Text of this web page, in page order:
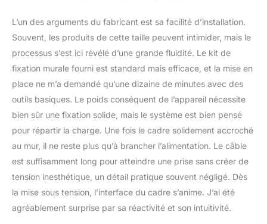
L’un des arguments du fabricant est sa facilité d’installation.
Souvent, les produits de cette taille peuvent intimider, mais le
processus s’est ici révélé d’une grande fluidité. Le kit de
fixation murale fourni est standard mais efficace, et la mise en
place ne m’a demandé qu’une dizaine de minutes avec des
outils basiques. Le poids conséquent de l’appareil nécessite
bien sûr une fixation solide, mais le système est bien pensé
pour répartir la charge. Une fois le cadre solidement accroché
au mur, il ne reste plus qu’à brancher l’alimentation. Le câble
est suffisamment long pour atteindre une prise sans créer de
tension inesthétique, un détail pratique souvent négligé. Dès
la mise sous tension, l’interface du cadre s’anime. J’ai été
agréablement surprise par sa réactivité et son intuitivité.